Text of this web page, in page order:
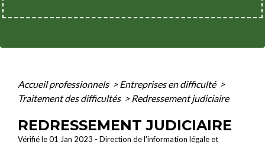
Accueil professionnels > Entreprises en difficulté >
Traitement des difficultés > Redressement judiciaire
REDRESSEMENT JUDICIAIRE
Vérifié le 01 Jan 2023 - Direction de l'information légale et